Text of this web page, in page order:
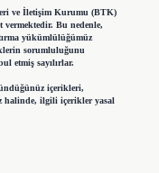
ve İletişim Kurumu (BTK)
vermektedir. Bu nedenle,
yükümlülüğümüz
sorumluluğunu
etmiş sayılırlar.
içerikleri,
halinde, ilgili içerikler yasal